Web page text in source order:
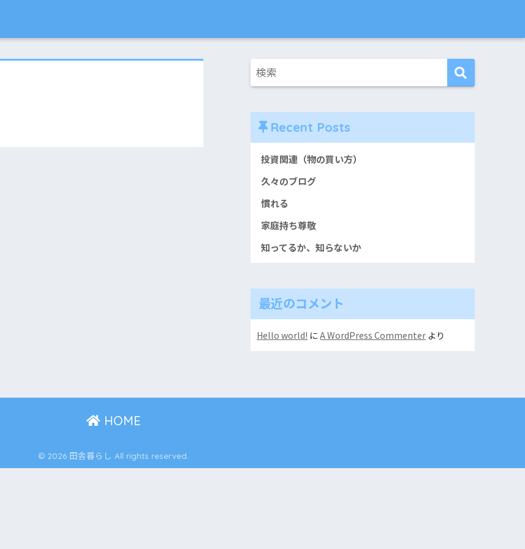
Recent Posts
投資関連（物の買い方）
久々のブログ
慣れる
家庭持ち尊敬
知ってるか、知らないか
最近のコメント
Hello world! にA WordPress Commenter より
HOME
© 2026 田舎暮らし All rights reserved.